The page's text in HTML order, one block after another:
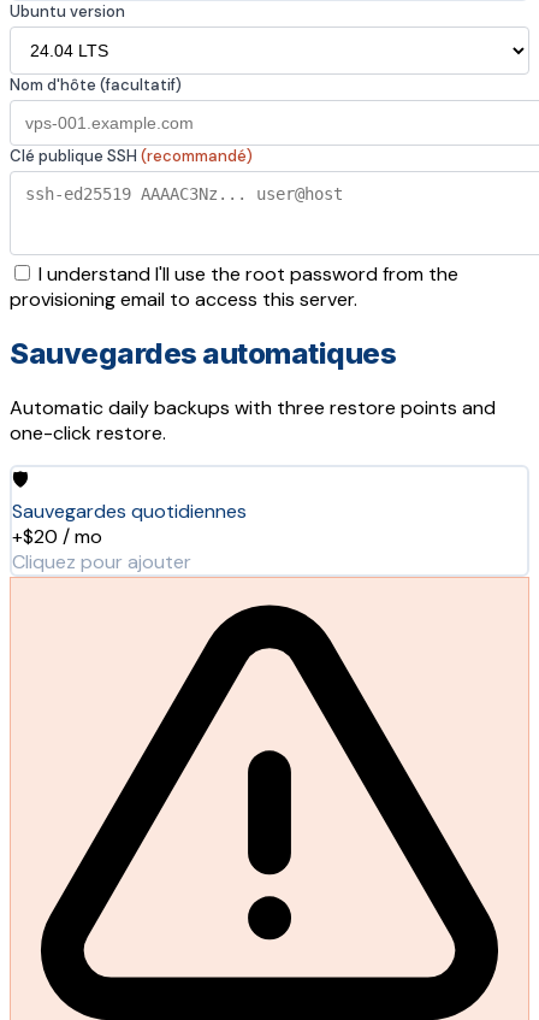
Ubuntu version
Nom d'hôte (facultatif)
Clé publique SSH (recommandé)
I understand I'll use the root password from the
provisioning email to access this server.
Sauvegardes automatiques
Automatic daily backups with three restore points and
one-click restore.
🛡️
Sauvegardes quotidiennes
+$20 / mo
Cliquez pour ajouter